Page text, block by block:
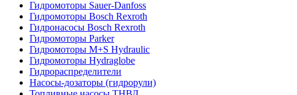
Гидромоторы Sauer-Danfoss
Гидромоторы Bosch Rexroth
Гидронасосы Bosch Rexroth
Гидромоторы Parker
Гидромоторы M+S Hydraulic
Гидромоторы Hydraglobe
Гидрораспределители
Насосы-дозаторы (гидрорули)